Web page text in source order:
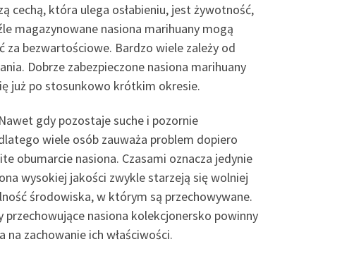
cechą, która ulega osłabieniu, jest żywotność,
magazynowane nasiona marihuany mogą
za bezwartościowe. Bardzo wiele zależy od
Dobrze zabezpieczone nasiona marihuany
już po stosunkowo krótkim okresie.
gdy pozostaje suche i pozornie
wiele osób zauważa problem dopiero
obumarcie nasiona. Czasami oznacza jedynie
wysokiej jakości zwykle starzeją się wolniej
środowiska, w którym są przechowywane.
nasiona kolekcjonersko powinny
zachowanie ich właściwości.